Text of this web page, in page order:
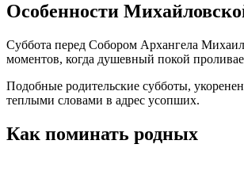
Особенности
Суббота перед Собором Архангела
моментов, когда душевный покой
Подобные родительские субботы,
теплыми словами в адрес усопших.
Как поминать родных